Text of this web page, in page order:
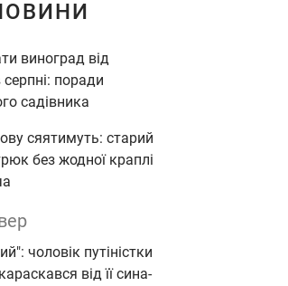
виноград від
поради
садівника
сяятимуть: старий
без жодної краплі
чоловік путіністки
від її сина-